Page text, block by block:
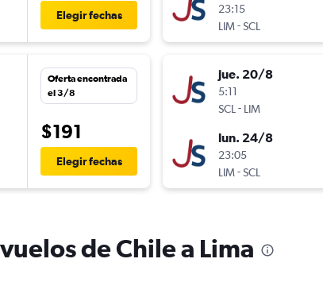
Elegir fechas
Oferta encontrada
el 3/8
$191
Elegir fechas
23:15
LIM-SCL
jue. 20/8
5:11
SCL - LIM
lun. 24/8
23:05
LIM-SCL
de Chile a Lima